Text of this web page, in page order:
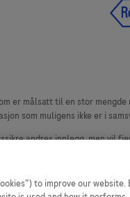
er målsatt til en stor
som muligens ikke er i
andres innlegg, men vil
sted er ikke tillatt uten
to improve our